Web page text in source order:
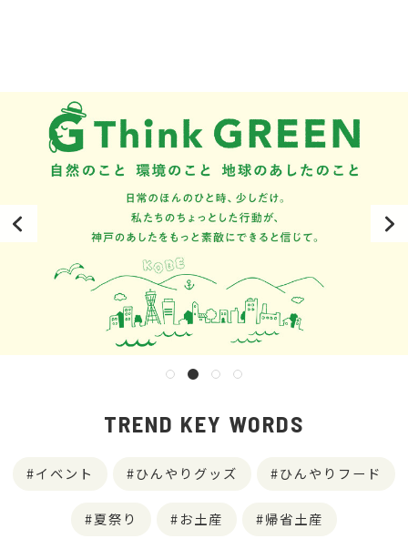
TREND KEY WORDS
イベント ひんやりグッズ ひんやりフード
夏祭り お土産 帰省土産